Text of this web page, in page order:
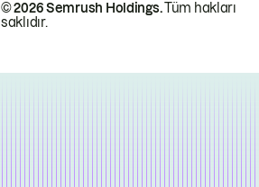
© 2026 Semrush Holdings.Tüm hakları
saklıdır.